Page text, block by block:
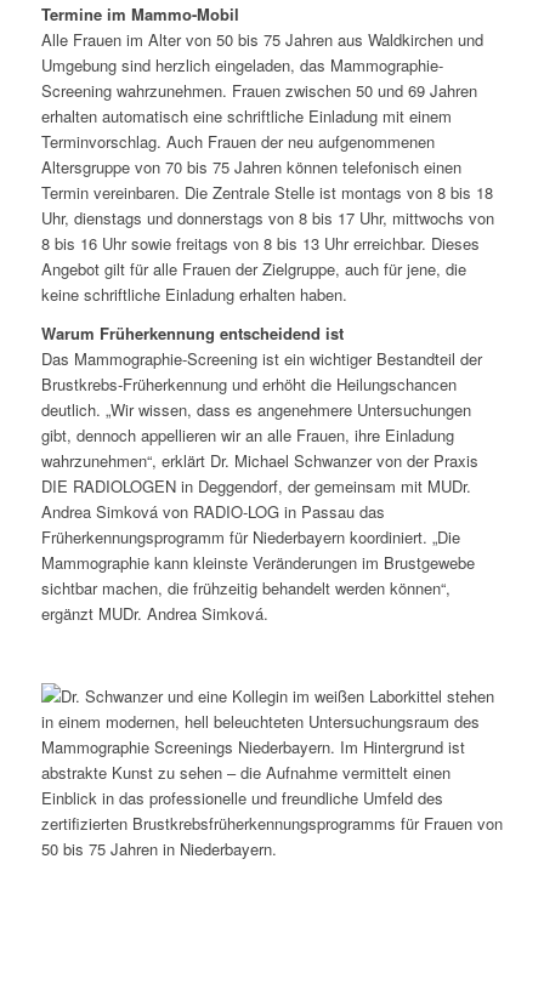
Termine im Mammo-Mobil
Alle Frauen im Alter von 50 bis 75 Jahren aus Waldkirchen und
Umgebung sind herzlich eingeladen, das Mammographie-
Screening wahrzunehmen. Frauen zwischen 50 und 69 Jahren
erhalten automatisch eine schriftliche Einladung mit einem
Terminvorschlag. Auch Frauen der neu aufgenommenen
Altersgruppe von 70 bis 75 Jahren können telefonisch einen
Termin vereinbaren. Die Zentrale Stelle ist montags von 8 bis 18
Uhr, dienstags und donnerstags von 8 bis 17 Uhr, mittwochs von
8 bis 16 Uhr sowie freitags von 8 bis 13 Uhr erreichbar. Dieses
Angebot gilt für alle Frauen der Zielgruppe, auch für jene, die
keine schriftliche Einladung erhalten haben.
Warum Früherkennung entscheidend ist
Das Mammographie-Screening ist ein wichtiger Bestandteil der
Brustkrebs-Früherkennung und erhöht die Heilungschancen
deutlich. „Wir wissen, dass es angenehmere Untersuchungen
gibt, dennoch appellieren wir an alle Frauen, ihre Einladung
wahrzunehmen“, erklärt Dr. Michael Schwanzer von der Praxis
DIE RADIOLOGEN in Deggendorf, der gemeinsam mit MUDr.
Andrea Simková von RADIO-LOG in Passau das
Früherkennungsprogramm für Niederbayern koordiniert. „Die
Mammographie kann kleinste Veränderungen im Brustgewebe
sichtbar machen, die frühzeitig behandelt werden können“,
ergänzt MUDr. Andrea Simková.